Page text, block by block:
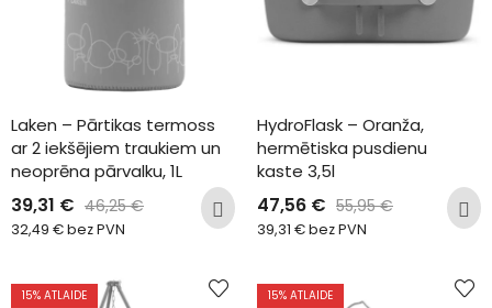
Laken – Pārtikas termoss
ar 2 iekšējiem traukiem un
neoprēna pārvalku, 1L
39,31 € 46,25€
32,49 €bez PVN
HydroFlask – Oranža,
hermētiska pusdienu
kaste 3,5l
47,56 € 55,95€
39,31 €bez PVN
15% ATLAIDE
15% ATLAIDE